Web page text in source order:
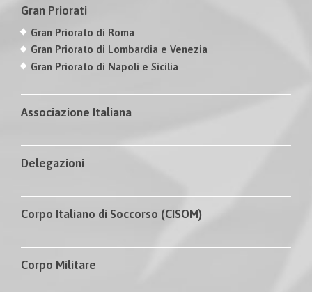
Gran Priorati
Gran Priorato di Roma
Gran Priorato di Lombardia e Venezia
Gran Priorato di Napoli e Sicilia
Associazione Italiana
Delegazioni
Corpo Italiano di Soccorso (CISOM)
Corpo Militare